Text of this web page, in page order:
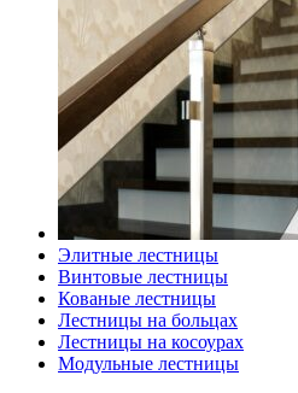
Элитные лестницы
Винтовые лестницы
Кованые лестницы
Лестницы на больцах
Лестницы на косоурах
Модульные лестницы